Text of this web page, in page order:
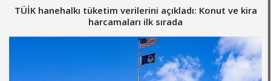
TÜİK hanehalkı tüketim verilerini açıkladı: Konut ve kira
harcamaları ilk sırada